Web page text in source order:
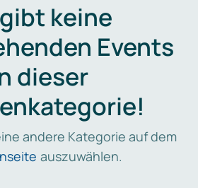
keine
Events
dieser
andere Kategorie auf dem
auszuwählen.